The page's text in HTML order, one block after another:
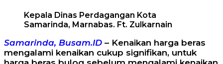
Kepala Dinas Perdagangan Kota
Samarinda, Marnabas. Ft. Zulkarnain
Samarinda, Busam.ID – Kenaikan harga beras
mengalami kenaikan cukup signifikan, untuk